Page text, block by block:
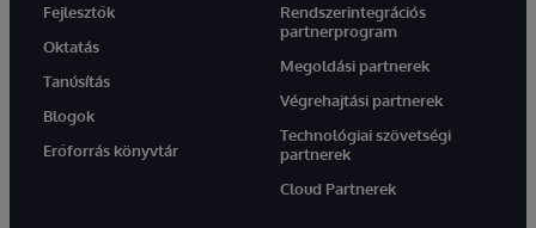
Fejlesztők
Oktatás
Tanúsítás
Blogok
Erőforrás könyvtár
Rendszerintegrációs
partnerprogram
Megoldási partnerek
Végrehajtási partnerek
Technológiai szövetségi
partnerek
Cloud Partnerek